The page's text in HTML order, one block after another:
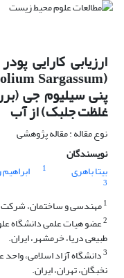
ارزیابی کارایی
غلظت جلبک) از آب
نوع مقاله : مقاله پژوهشی
نویسندگان
بیتا باهری
1
3
1مهندسی و ساختمان، شرکت
2عضو هیات علمی دانشگاه
طبیعی دریا، خرمشهر، ایران.
3دانشگاه آزاد اسلامی،
نخبگان، تهران، ایران.